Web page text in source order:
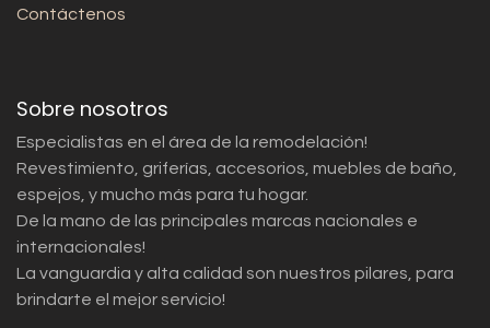
Contáctenos
Sobre nosotros
Especialistas en el área de la remodelación!
Revestimiento, griferías, accesorios, muebles de baño,
espejos, y mucho más para tu hogar.
De la mano de las principales marcas nacionales e
internacionales!
La vanguardia y alta calidad son nuestros pilares, para
brindarte el mejor servicio!